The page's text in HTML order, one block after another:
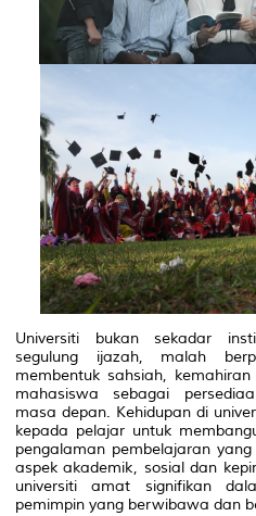
Universiti bukan sekadar
segulung ijazah, malah
membentuk sahsiah,
mahasiswa sebagai
masa depan. Kehidupan di
kepada pelajar untuk
pengalaman pembelajaran
aspek akademik, sosial dan
universiti amat signifikan
pemimpin yang berwibawa dan